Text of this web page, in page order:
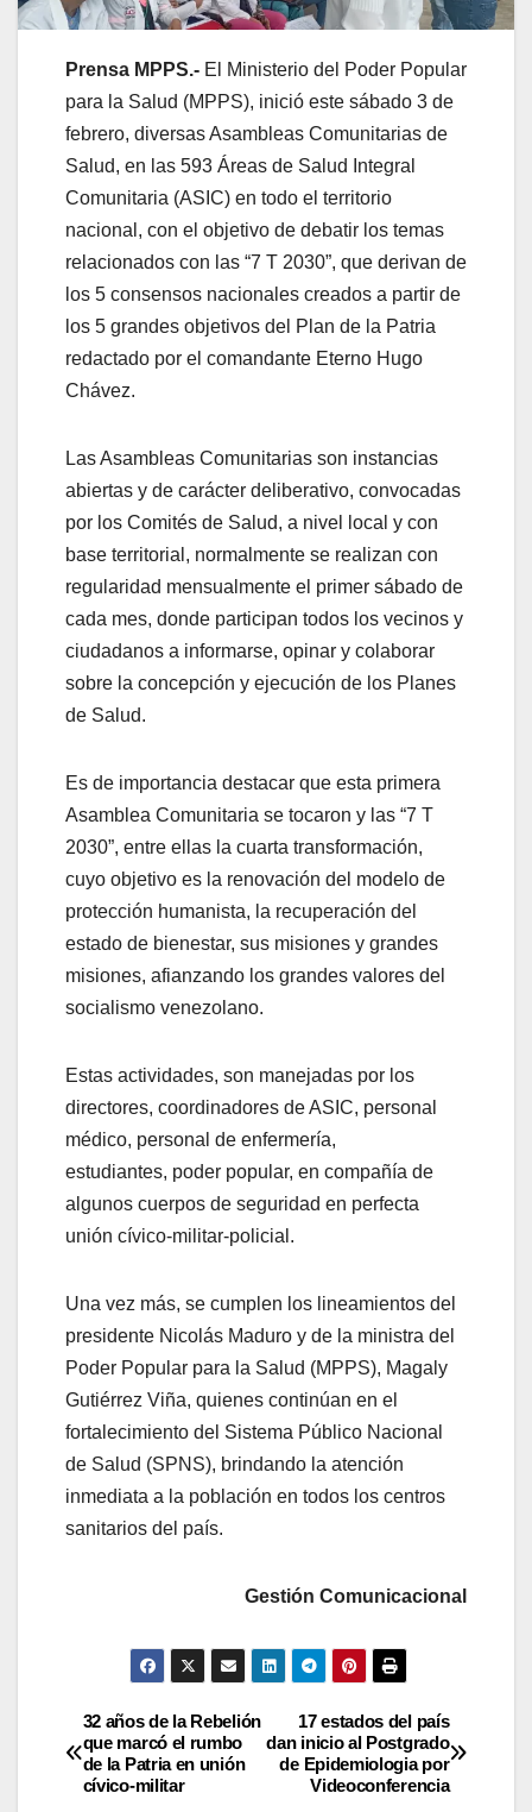
Prensa MPPS.- El Ministerio del Poder Popular
para la Salud (MPPS), inició este sábado 3 de
febrero, diversas Asambleas Comunitarias de
Salud, en las 593 Áreas de Salud Integral
Comunitaria (ASIC) en todo el territorio
nacional, con el objetivo de debatir los temas
relacionados con las “7 T 2030”, que derivan de
los 5 consensos nacionales creados a partir de
los 5 grandes objetivos del Plan de la Patria
redactado por el comandante Eterno Hugo
Chávez.
Las Asambleas Comunitarias son instancias
abiertas y de carácter deliberativo, convocadas
por los Comités de Salud, a nivel local y con
base territorial, normalmente se realizan con
regularidad mensualmente el primer sábado de
cada mes, donde participan todos los vecinos y
ciudadanos a informarse, opinar y colaborar
sobre la concepción y ejecución de los Planes
de Salud.
Es de importancia destacar que esta primera
Asamblea Comunitaria se tocaron y las “7 T
2030”, entre ellas la cuarta transformación,
cuyo objetivo es la renovación del modelo de
protección humanista, la recuperación del
estado de bienestar, sus misiones y grandes
misiones, afianzando los grandes valores del
socialismo venezolano.
Estas actividades, son manejadas por los
directores, coordinadores de ASIC, personal
médico, personal de enfermería,
estudiantes, poder popular, en compañía de
algunos cuerpos de seguridad en perfecta
unión cívico-militar-policial.
Una vez más, se cumplen los lineamientos del
presidente Nicolás Maduro y de la ministra del
Poder Popular para la Salud (MPPS), Magaly
Gutiérrez Viña, quienes continúan en el
fortalecimiento del Sistema Público Nacional
de Salud (SPNS), brindando la atención
inmediata a la población en todos los centros
sanitarios del país.
Gestión Comunicacional
17 estados del país
dan inicio al Postgrado
de Epidemiologia por
Videoconferencia
32 años de la Rebelión
que marcó el rumbo
de la Patria en unión
cívico-militar